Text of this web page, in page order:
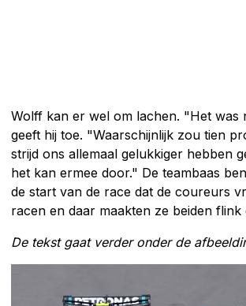
Wolff kan er wel om lachen. "Het was
geeft hij toe. "Waarschijnlijk zou tien
strijd ons allemaal gelukkiger hebben
het kan ermee door." De teambaas
de start van de race dat de coureurs
racen en daar maakten ze beiden flink
De tekst gaat verder onder de